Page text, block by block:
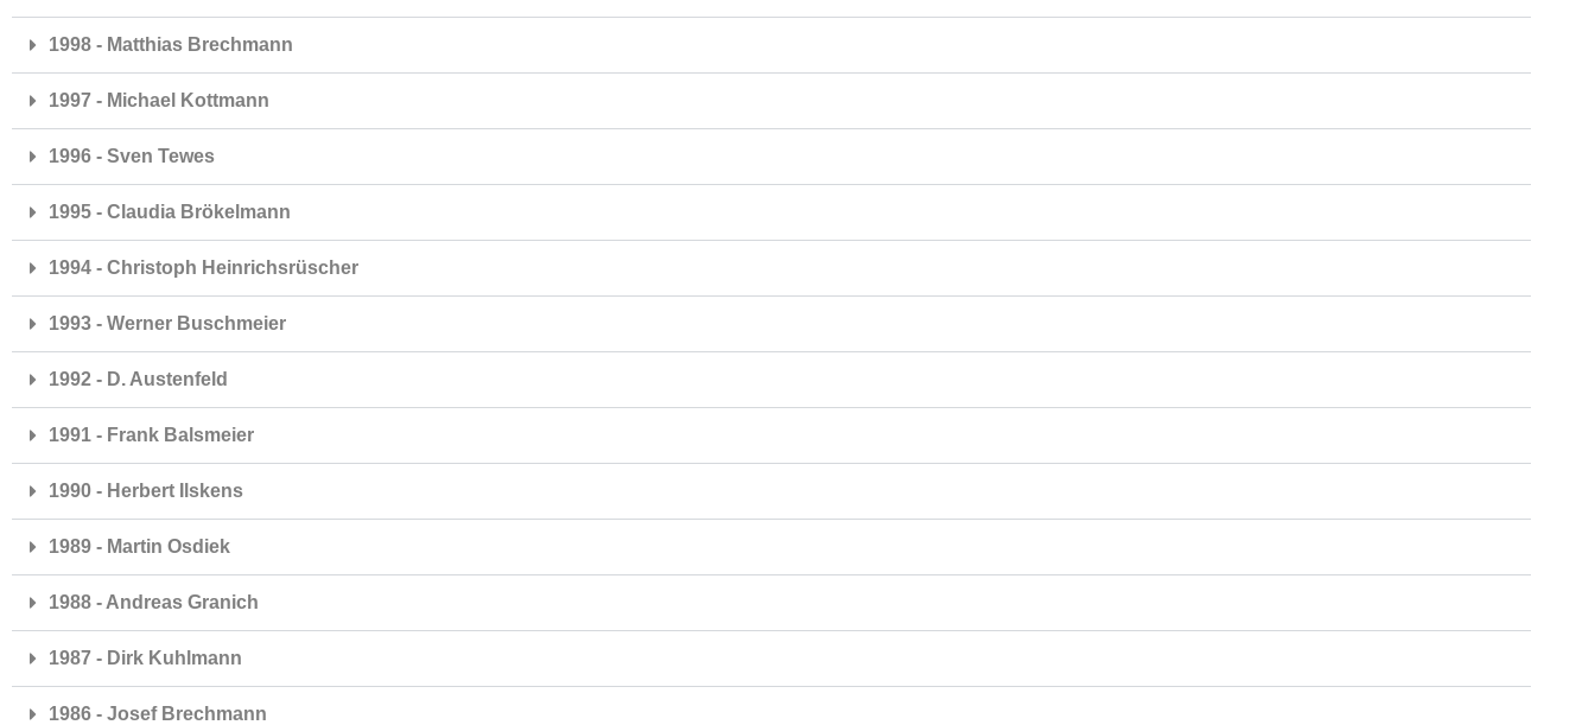
1998 - Matthias Brechmann
1997 - Michael Kottmann
1996 - Sven Tewes
1995 - Claudia Brökelmann
1994 - Christoph Heinrichsrüscher
1993 - Werner Buschmeier
1992 - D. Austenfeld
1991 - Frank Balsmeier
1990 - Herbert Ilskens
1989 - Martin Osdiek
1988 - Andreas Granich
1987 - Dirk Kuhlmann
1986 - Josef Brechmann